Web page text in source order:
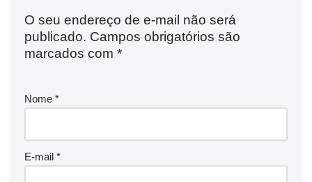
O seu endereço de e-mail não será
publicado. Campos obrigatórios são
marcados com *
Nome *
E-mail *